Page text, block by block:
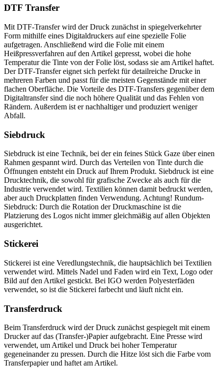
DTF Transfer
Mit DTF-Transfer wird der Druck zunächst in spiegelverkehrter
Form mithilfe eines Digitaldruckers auf eine spezielle Folie
aufgetragen. Anschließend wird die Folie mit einem
Heißpressverfahren auf den Artikel gepresst, wobei die hohe
Temperatur die Tinte von der Folie löst, sodass sie am Artikel haftet.
Der DTF-Transfer eignet sich perfekt für detailreiche Drucke in
mehreren Farben und passt für die meisten Gegenstände mit einer
flachen Oberfläche. Die Vorteile des DTF-Transfers gegenüber dem
Digitaltransfer sind die noch höhere Qualität und das Fehlen von
Rändern. Außerdem ist er nachhaltiger und produziert weniger
Abfall.
Siebdruck
Siebdruck ist eine Technik, bei der ein feines Stück Gaze über einen
Rahmen gespannt wird. Durch das Verteilen von Tinte durch die
Öffnungen entsteht ein Druck auf Ihrem Produkt. Siebdruck ist eine
Drucktechnik, die sowohl für grafische Zwecke als auch für die
Industrie verwendet wird. Textilien können damit bedruckt werden,
aber auch Druckplatten finden Verwendung. Achtung! Rundum-
Siebdruck: Durch die Rotation der Druckmaschine ist die
Platzierung des Logos nicht immer gleichmäßig auf allen Objekten
ausgerichtet.
Stickerei
Stickerei ist eine Veredlungstechnik, die hauptsächlich bei Textilien
verwendet wird. Mittels Nadel und Faden wird ein Text, Logo oder
Bild auf den Artikel gestickt. Bei IGO werden Polyesterfäden
verwendet, so ist die Stickerei farbecht und läuft nicht ein.
Transferdruck
Beim Transferdruck wird der Druck zunächst gespiegelt mit einem
Drucker auf das (Transfer-)Papier aufgebracht. Eine Presse wird
verwendet, um Artikel und Druck bei hoher Temperatur
gegeneinander zu pressen. Durch die Hitze löst sich die Farbe vom
Transferpapier und haftet am Artikel.